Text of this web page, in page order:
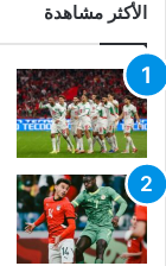
الأكثر مشاهدة